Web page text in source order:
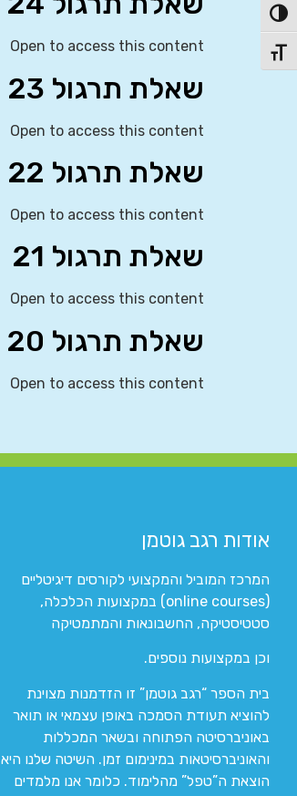
הפעל/כבה ניגודיות גבוהה
מתג גודל גופן
Open to access this content
שאלת תרגול 23
Open to access this content
שאלת תרגול 22
Open to access this content
שאלת תרגול 21
Open to access this content
שאלת תרגול 20
Open to access this content
אודות רגב גוטמן
המרכז המוביל והמקצועי לקורסים דיגיטליים
(online courses) במקצועות הכלכלה,
סטטיסטיקה, החשבונאות והמתמטיקה
וכן במקצועות נוספים.
בית הספר “רגב גוטמן” זו הזדמנות מצוינת
להוציא תעודת הסמכה באופן עצמאי או תואר
באוניברסיטה הפתוחה ובשאר המכללות
והאוניברסיטאות במינימום זמן. השיטה שלנו היא
הוצאת ה”טפל” מהלימוד. כלומר אנו מלמדים